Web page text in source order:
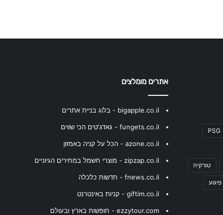
PSG
טורקיה
פיגוע
אתרים מומלצים
bigapple.co.il - בלוג בניית אתרים
fungets.co.il - גאדג'טים הכי שווים
azone.co.il - הכל על קניה באמזון
zipzap.co.il - מוצרי חשמל במחירים הגיוניים
fnews.co.il - חדשות כלכלה
giftim.co.il - קניות באינטרנט
ezzytour.com - חופשות בארץ ובעולם